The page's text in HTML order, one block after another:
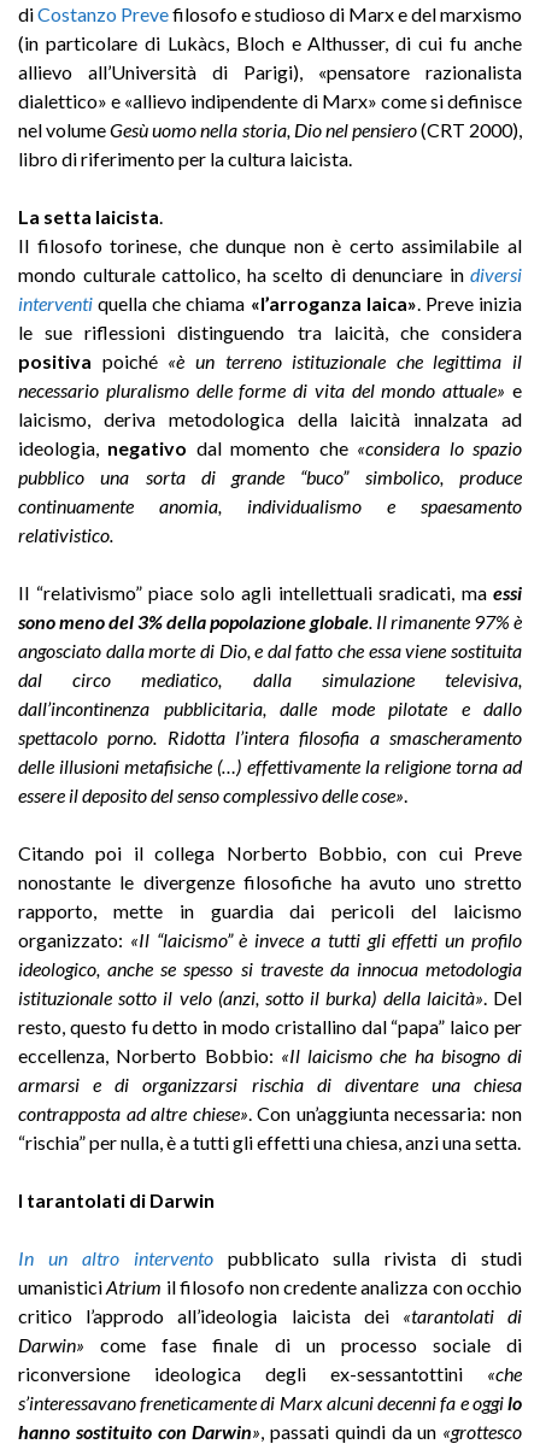
diCostanzo Prevefilosofo e studioso di Marx e del marxismo
(in particolare di Lukàcs, Bloch e Althusser, di cui fu anche
allievo all’Università di Parigi), «pensatore razionalista
dialettico» e «allievo indipendente di Marx» come si definisce
nel volumeGesù uomo nella storia, Dio nel pensiero(CRT 2000),
libro di riferimento per la cultura laicista.
La setta laicista
Il filosofo torinese, che dunque non è certo assimilabile al
mondo culturale cattolico, ha scelto di denunciare in diversi
interventi quella che chiama «l’arroganza laica» . Preve inizia
le sue riflessioni distinguendo tra laicità, che considera
positiva poiché «è un terreno istituzionale che legittima il
necessario pluralismo delle forme di vita del mondo attuale» e
laicismo, deriva metodologica della laicità innalzata ad
ideologia, negativo dal momento che «considera lo spazio
pubblico una sorta di grande “buco” simbolico, produce
continuamente anomia, individualismo e spaesamento
relativistico.
Il “relativismo” piace solo agli intellettuali sradicati, ma essi
sono meno del 3% della popolazione globale . Il rimanente 97% è
angosciato dalla morte di Dio, e dal fatto che essa viene sostituita
dal circo mediatico, dalla simulazione televisiva,
dall’incontinenza pubblicitaria, dalle mode pilotate e dallo
spettacolo porno. Ridotta l’intera filosofia a smascheramento
delle illusioni metafisiche (…) effettivamente la religione torna ad
essere il deposito del senso complessivo delle cose»
Citando poi il collega Norberto Bobbio, con cui Preve
nonostante le divergenze filosofiche ha avuto uno stretto
rapporto, mette in guardia dai pericoli del laicismo
organizzato: «Il “laicismo” è invece a tutti gli effetti un profilo
ideologico, anche se spesso si traveste da innocua metodologia
istituzionale sotto il velo (anzi, sotto il burka) della laicità» . Del
resto, questo fu detto in modo cristallino dal “papa” laico per
eccellenza, Norberto Bobbio: «Il laicismo che ha bisogno di
armarsi e di organizzarsi rischia di diventare una chiesa
contrapposta ad altre chiese» . Con un’aggiunta necessaria: non
“rischia” per nulla, è a tutti gli effetti una chiesa, anzi una setta.
I tarantolati di Darwin
In un altro intervento
pubblicato sulla rivista di studi
umanisticiAtrium il filosofo non credente analizza con occhio
critico l’approdo all’ideologia laicista dei «tarantolati di
Darwin» come fase finale di un processo sociale di
riconversione ideologica degli ex-sessantottini «che
s’interessavano freneticamente di Marx alcuni decenni fa e oggilo
hanno sostituito con Darwin» , passati quindi da un «grottesco